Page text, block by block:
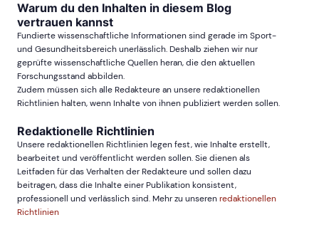
Warum du den Inhalten in diesem Blog
vertrauen kannst
Fundierte wissenschaftliche Informationen sind gerade im Sport-
und Gesundheitsbereich unerlässlich. Deshalb ziehen wir nur
geprüfte wissenschaftliche Quellen heran, die den aktuellen
Forschungsstand abbilden.
Zudem müssen sich alle Redakteure an unsere redaktionellen
Richtlinien halten, wenn Inhalte von ihnen publiziert werden sollen.
Redaktionelle Richtlinien
Unsere redaktionellen Richtlinien legen fest, wie Inhalte erstellt,
bearbeitet und veröffentlicht werden sollen. Sie dienen als
Leitfaden für das Verhalten der Redakteure und sollen dazu
beitragen, dass die Inhalte einer Publikation konsistent,
professionell und verlässlich sind. Mehr zu unserenredaktionellen
Richtlinien